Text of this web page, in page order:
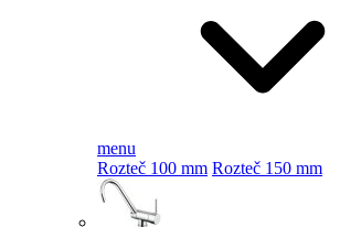
menu
Rozteč 100 mm Rozteč 150 mm